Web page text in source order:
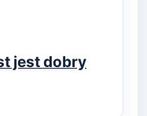
jest dobry